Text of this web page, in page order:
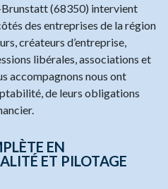
(68350) intervient
des entreprises de la région
créateurs d’entreprise,
libérales, associations et
accompagnons nous ont
de leurs obligations
EN
ET PILOTAGE